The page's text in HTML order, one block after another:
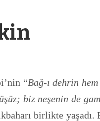
“Bağ-ı dehrin
biz neşenin de
birlikte